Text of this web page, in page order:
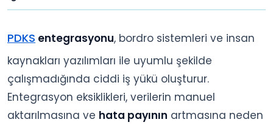
PDKS entegrasyonu, bordro sistemleri ve insan
kaynakları yazılımları ile uyumlu şekilde
çalışmadığında ciddi iş yükü oluşturur.
Entegrasyon eksiklikleri, verilerin manuel
aktarılmasına ve hata payının artmasına neden